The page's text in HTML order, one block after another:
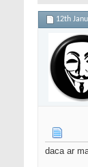
12th
daca ar